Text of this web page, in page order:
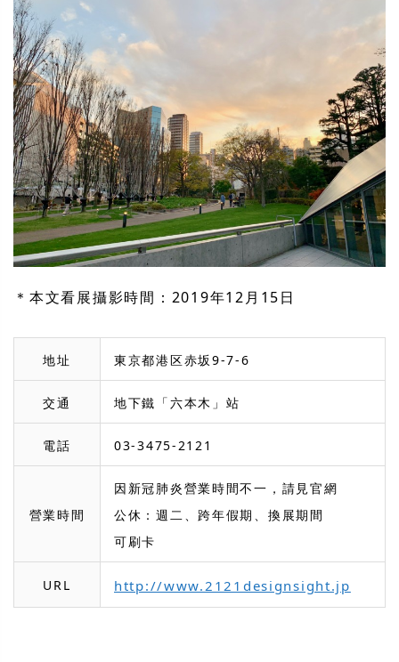
＊本文看展攝影時間：2019年12月15日
地址 東京都港区赤坂9-7-6
交通 地下鐵「六本木」站
電話 03-3475-2121
營業時間
因新冠肺炎營業時間不一，請見官網
公休：週二、跨年假期、換展期間
可刷卡
URL http://www.2121designsight.jp